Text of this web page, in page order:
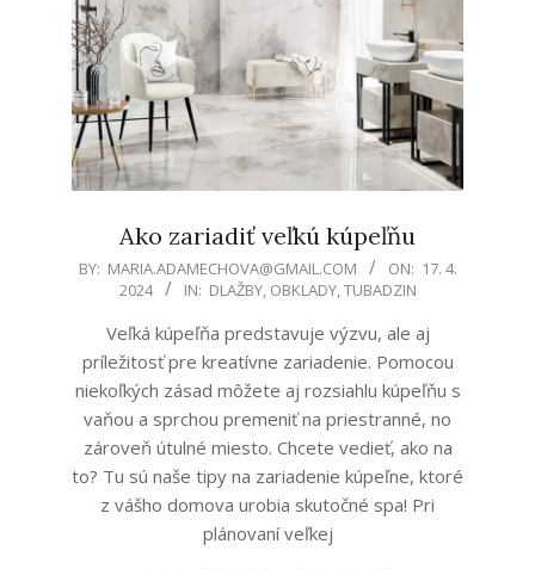
Ako zariadiť veľkú kúpeľňu
2024-
BY: MARIA.ADAMECHOVA@GMAIL.COM ON: 17. 4.
2024
IN: DLAŽBY, OBKLADY,TUBADZIN
Veľká kúpeľňa predstavuje výzvu, ale aj
príležitosť pre kreatívne zariadenie. Pomocou
niekoľkých zásad môžete aj rozsiahlu kúpeľňu s
vaňou a sprchou premeniť na priestranné, no
zároveň útulné miesto. Chcete vedieť, ako na
to? Tu sú naše tipy na zariadenie kúpeľne, ktoré
z vášho domova urobia skutočné spa! Pri
plánovaní veľkej